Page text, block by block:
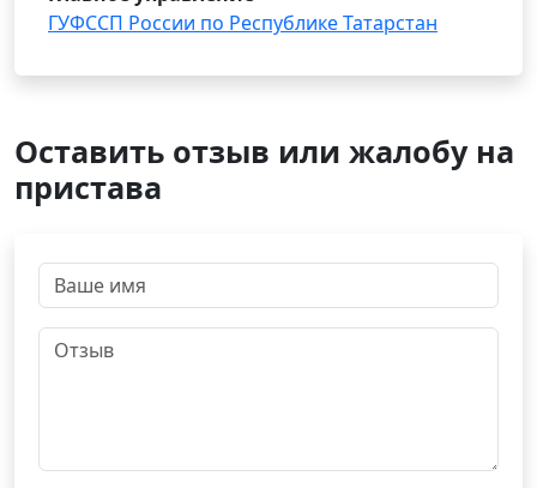
ГУФССП России по Республике Татарстан
Оставить отзыв или жалобу на
пристава